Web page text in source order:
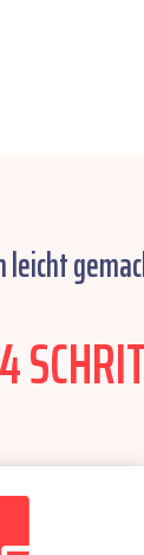
leicht